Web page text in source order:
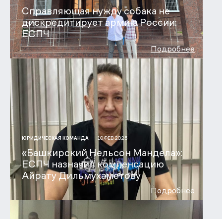
Справляющая нужду собака не
дискредитирует армию России:
ЕСПЧ
Подробнее
ЮРИДИЧЕСКАЯ КОМАНДА 10 ФЕВ 2025
«Башкирский Нельсон Мандела»:
ЕСПЧ назначил компенсацию
Айрату Дильмухаметову
Подробнее